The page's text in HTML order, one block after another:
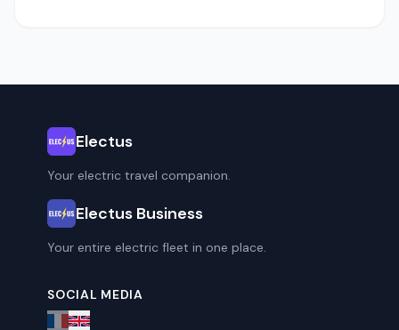
Electus
Your electric travel companion.
Electus Business
Your entire electric fleet in one place.
SOCIAL MEDIA